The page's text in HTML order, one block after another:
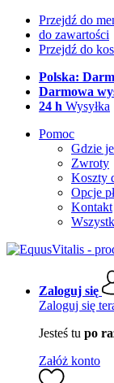
Przejdź do
do zawartości
Przejdź do
Polska:
Darmowa
24 h Wysyłka
Pomoc
Gdzie
Zwroty
Koszty
Opcje
Kontakt
Zaloguj się
Zaloguj się
Jesteś tu po
Załóż konto